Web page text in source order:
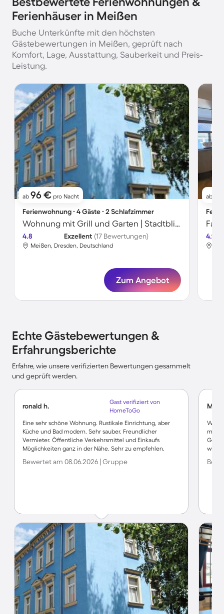
Ferienhäuser in Meißen
Buche Unterkünfte mit den höchsten
Gästebewertungen in Meißen, geprüft nach
Komfort, Lage, Ausstattung, Sauberkeit und Preis-
Leistung.
ab 96 € pro Nacht
Ferienwohnung ∙ 4 Gäste ∙ 2 Schlafzimmer
Wohnung mit Grill und Garten | Stadtblick
4.8 Exzellent (17 Bewertungen)
Meißen, Dresden, Deutschland
Zum Angebot
ab
4.9
Echte Gästebewertungen &
Erfahrungsberichte
Erfahre, wie unsere verifizierten Bewertungen gesammelt
und geprüft werden.
ronald h.
Gast verifiziert von
HomeToGo
Eine sehr schöne Wohnung. Rustikale Einrichtung, aber
Küche und Bad modern. Sehr sauber. Freundlicher
Vermieter. Öffentliche Verkehrsmittel und Einkaufs
Möglichkeiten ganz in der Nähe. Sehr zu empfehlen.
Bewertet am 08.06.2026 | Gruppe
Wir
man